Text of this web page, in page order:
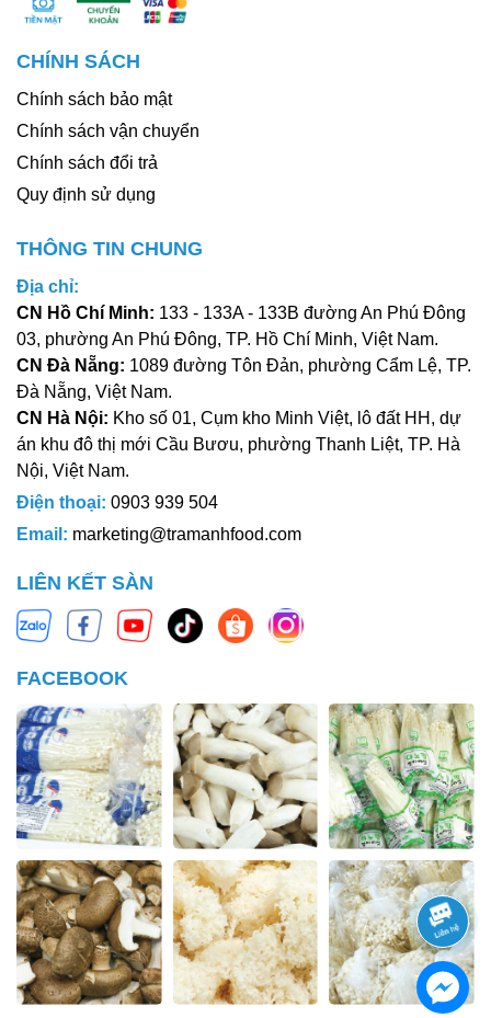
CHÍNH SÁCH
Chính sách bảo mật
Chính sách vận chuyển
Chính sách đổi trả
Quy định sử dụng
THÔNG TIN CHUNG
Địa chỉ:
CN Hồ Chí Minh: 133 - 133A - 133B đường An Phú Đông
03, phường An Phú Đông, TP. Hồ Chí Minh, Việt Nam.
CN Đà Nẵng: 1089 đường Tôn Đản, phường Cẩm Lệ, TP.
Đà Nẵng, Việt Nam.
CN Hà Nội: Kho số 01, Cụm kho Minh Việt, lô đất HH, dự
án khu đô thị mới Cầu Bươu, phường Thanh Liệt, TP. Hà
Nội, Việt Nam.
Điện thoại: 0903 939 504
Email: marketing@tramanhfood.com
LIÊN KẾT SÀN
FACEBOOK